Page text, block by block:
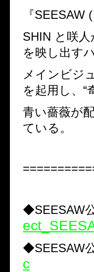
『SEESAW (
SHIN と咲
を映し出す
メインビジ
を起用し、 “
青い薔薇が
ている。
◆SEESAW
◆SEESAW
c